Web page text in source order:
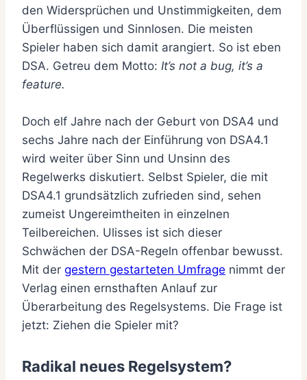
den Widersprüchen und Unstimmigkeiten, dem
Überflüssigen und Sinnlosen. Die meisten
Spieler haben sich damit arangiert. So ist eben
DSA. Getreu dem Motto: It’s not a bug, it’s a
feature.
Doch elf Jahre nach der Geburt von DSA4 und
sechs Jahre nach der Einführung von DSA4.1
wird weiter über Sinn und Unsinn des
Regelwerks diskutiert. Selbst Spieler, die mit
DSA4.1 grundsätzlich zufrieden sind, sehen
zumeist Ungereimtheiten in einzelnen
Teilbereichen. Ulisses ist sich dieser
Schwächen der DSA-Regeln offenbar bewusst.
Mit der gestern gestarteten Umfrage nimmt der
Verlag einen ernsthaften Anlauf zur
Überarbeitung des Regelsystems. Die Frage ist
jetzt: Ziehen die Spieler mit?
Radikal neues Regelsystem?